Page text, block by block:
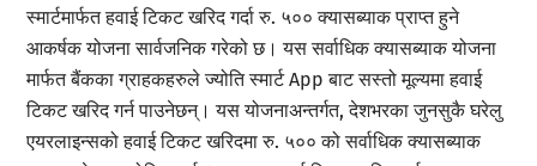
स्मार्टमार्फत हवाई टिकट खरिद गर्दा रु. ५०० क्यासब्याक प्राप्त हुने
आकर्षक योजना सार्वजनिक गरेको छ। यस सर्वाधिक क्यासब्याक योजना
मार्फत बैंकका ग्राहकहरुले ज्योति स्मार्ट App बाट सस्तो मूल्यमा हवाई
टिकट खरिद गर्न पाउनेछन्। यस योजनाअन्तर्गत, देशभरका जुनसुकै घरेलु
एयरलाइन्सको हवाई टिकट खरिदमा रु. ५०० को सर्वाधिक क्यासब्याक